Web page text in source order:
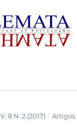
V. 8 N. 2 (2017) / Artigos